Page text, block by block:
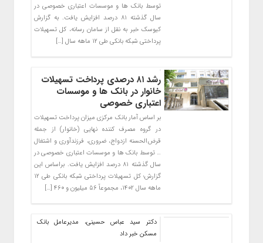
توسط بانک ها و موسسات اعتباری خصوصی در
سال گذشته ۸۱ درصد افزایش یافت. به گزارش
کیوسک خبر به نقل از سامان رسانه، کل تسهیلات
پرداختی شبکه بانکی طی ۱۲ ماهه سال […]
رشد ۸۱ درصدی پرداخت تسهیلات
خانوار در بانک ها و موسسات
اعتباری خصوصی
بر اساس آمار بانک مرکزی میزان پرداخت تسهیلات
در گروه مصرف‌ کننده نهایی (خانوار) از جمله
قرض‌الحسنه ازدواج، ضروری، فرزندآوری و اشتغال
… توسط بانک ها و موسسات اعتباری خصوصی در
سال گذشته ۸۱ درصد افزایش یافت. براساس این
گزارش؛ کل تسهیلات پرداختی شبکه بانکی طی ۱۲
ماهه سال ۱۴۰۲، مجموعاً ۵۶ میلیون و ۴۶۰ […]
دکتر سید عباس حسینی، مدیرعامل بانک
مسکن خبر داد